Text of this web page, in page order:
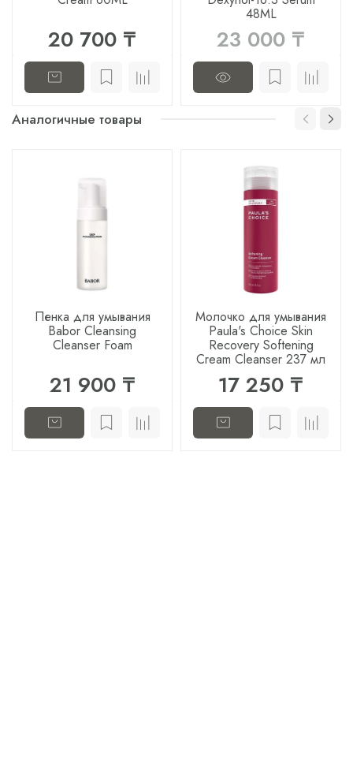
20 700 ₸
48ML
23 000 ₸
Аналогичные товары
Пенка для умывания
Babor Cleansing
Cleanser Foam
21 900 ₸
Молочко для умывания
Paula's Choice Skin
Recovery Softening
Cream Cleanser 237 мл
17 250 ₸